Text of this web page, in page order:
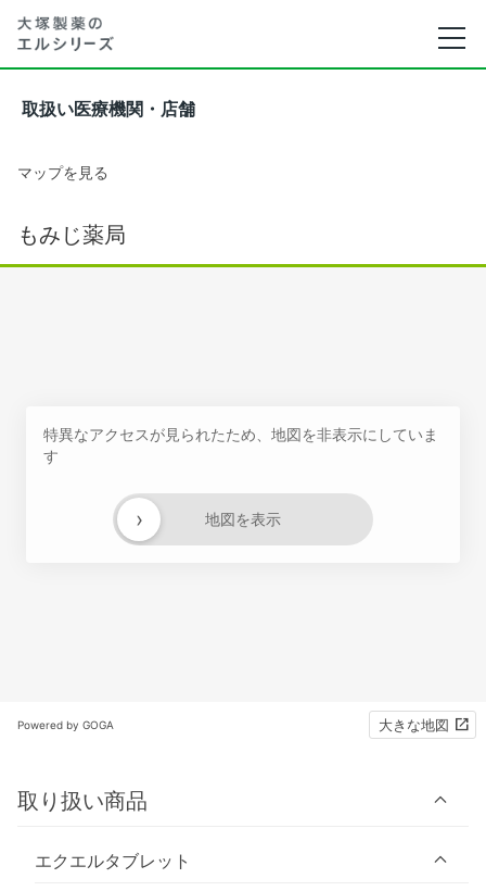
取扱い医療機関・店舗
マップを見る
もみじ薬局
特異なアクセスが見られたため、地図を非表示にしていま
す
地図を表示
›
Powered by GOGA 大きな地図
取り扱い商品
エクエルタブレット